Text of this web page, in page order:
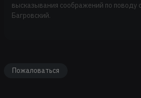
высказывания соображений по поводу
Багровский.
Пожаловаться